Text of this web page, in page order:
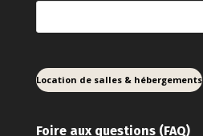
Location de salles & hébergements
Foire aux questions (FAQ)